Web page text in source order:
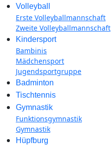
Volleyball
Erste Volleyballmannschaft
Zweite Volleyballmannschaft
Kindersport
Bambinis
Mädchensport
Jugendsportgruppe
Badminton
Tischtennis
Gymnastik
Funktionsgymnastik
Gymnastik
Hüpfburg